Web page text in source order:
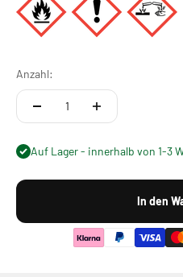
Anzahl:
Auf Lager - innerhalb von 1-3
In den